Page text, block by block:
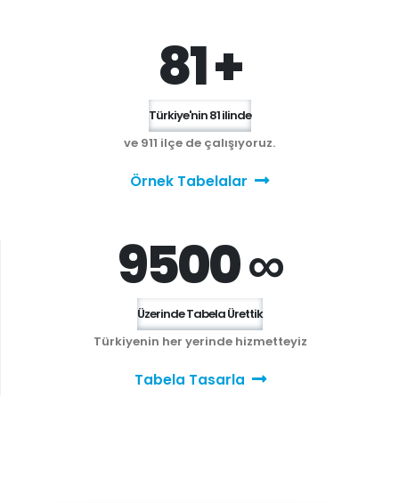
81 +
Türkiye'nin 81 ilinde
ve 911 ilçe de çalışıyoruz.
Örnek Tabelalar
9500 ∞
Üzerinde Tabela Ürettik
Türkiyenin her yerinde hizmetteyiz
Tabela Tasarla